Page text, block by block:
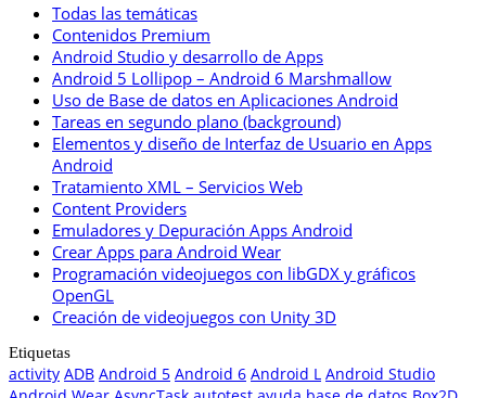
Todas las temáticas
Contenidos Premium
Android Studio y desarrollo de Apps
Android 5 Lollipop – Android 6 Marshmallow
Uso de Base de datos en Aplicaciones Android
Tareas en segundo plano (background)
Elementos y diseño de Interfaz de Usuario en Apps
Android
Tratamiento XML – Servicios Web
Content Providers
Emuladores y Depuración Apps Android
Crear Apps para Android Wear
Programación videojuegos con libGDX y gráficos
OpenGL
Creación de videojuegos con Unity 3D
Etiquetas
activity ADB Android 5 Android 6 Android L Android Studio